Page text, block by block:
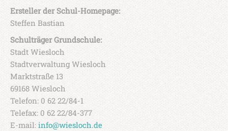
Ersteller der Schul-Homepage:
Steffen Bastian
Schulträger Grundschule:
Stadt Wiesloch
Stadtverwaltung Wiesloch
Marktstraße 13
69168 Wiesloch
Telefon: 0 62 22/84-1
Telefax: 0 62 22/84-377
E-mail: info@wiesloch.de